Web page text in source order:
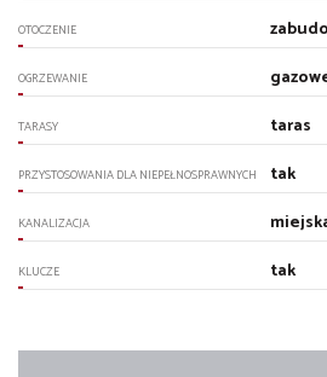
OTOCZENIE
OGRZEWANIE
TARASY taras
PRZYSTOSOWANIA DLA NIEPEŁNOSPRAWNYCH tak
KANALIZACJA
KLUCZE tak